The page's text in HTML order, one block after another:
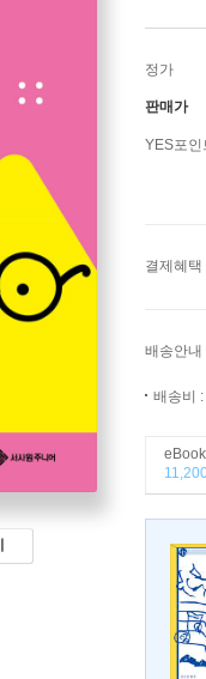
정가
판매가
YES포인
결제혜택
배송안내
배송비
eBook